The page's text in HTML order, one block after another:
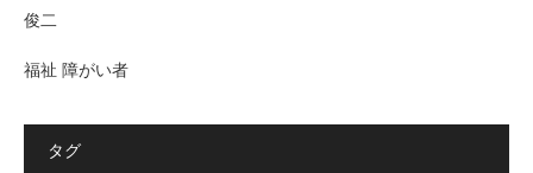
俊二
福祉 障がい者
タグ